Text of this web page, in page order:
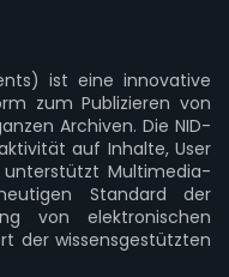
ist eine innovative
zum Publizieren von
Archiven. Die NID-
auf Inhalte, User
unterstützt Multimedia-
Standard der
von elektronischen
der wissensgestützten